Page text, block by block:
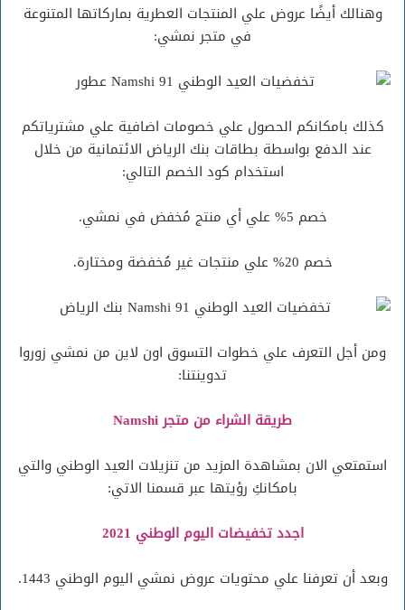
وهنالك أيضًا عروض علي المنتجات العطرية بماركاتها المتنوعة
في متجر نمشي:
كذلك بامكانكم الحصول علي خصومات اضافية علي مشترياتكم
عند الدفع بواسطة بطاقات بنك الرياض الائتمانية من خلال
استخدام كود الخصم التالي:
خصم 5% علي أي منتج مُخفض في نمشي.
خصم 20% علي منتجات غير مُخفضة ومختارة.
ومن أجل التعرف علي خطوات التسوق اون لاين من نمشي زوروا
تدوينتنا:
طريقة الشراء من متجر Namshi
استمتعي الان بمشاهدة المزيد من تنزيلات العيد الوطني والتي
بامكانكِ رؤيتها عبر قسمنا الاتي:
اجدد تخفيضات اليوم الوطني 2021
وبعد أن تعرفنا علي محتويات عروض نمشي اليوم الوطني 1443.